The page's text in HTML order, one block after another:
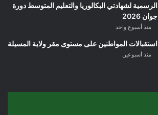
الرسمية لشهادتي البكالوريا والتعليم المتوسط دورة
جوان 2026
منذ أسبوع واحد
استقبالات المواطنين على مستوى مقر ولاية المسيلة
منذ أسبوعين